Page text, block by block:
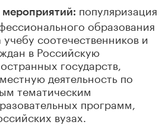
мероприятий: популяризация
образования
соотечественников и
в Российскую
государств,
деятельность по
тематическим
программ,
вузах.